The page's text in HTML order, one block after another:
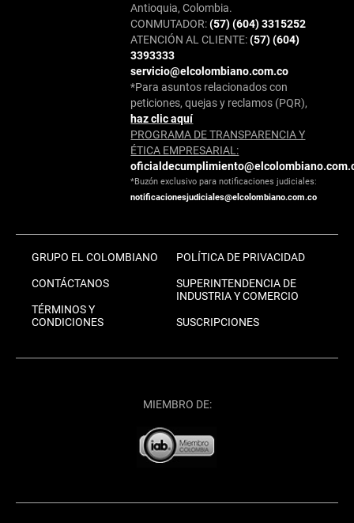
Antioquia, Colombia.
CONMUTADOR:(57) (604) 3315252
ATENCIÓN AL CLIENTE:(57) (604)
3393333
servicio@elcolombiano.com.co
*Para asuntos relacionados con
peticiones, quejas y reclamos (PQR),
haz clic aquí
PROGRAMA DE TRANSPARENCIA Y
ÉTICA EMPRESARIAL:
*Buzón exclusivo para notificaciones judiciales:
notificacionesjudiciales@elcolombiano.com.co
GRUPO EL COLOMBIANO
CONTÁCTANOS
TÉRMINOS Y
CONDICIONES
POLÍTICA DE PRIVACIDAD
SUPERINTENDENCIA DE
INDUSTRIA Y COMERCIO
SUSCRIPCIONES
MIEMBRO DE: